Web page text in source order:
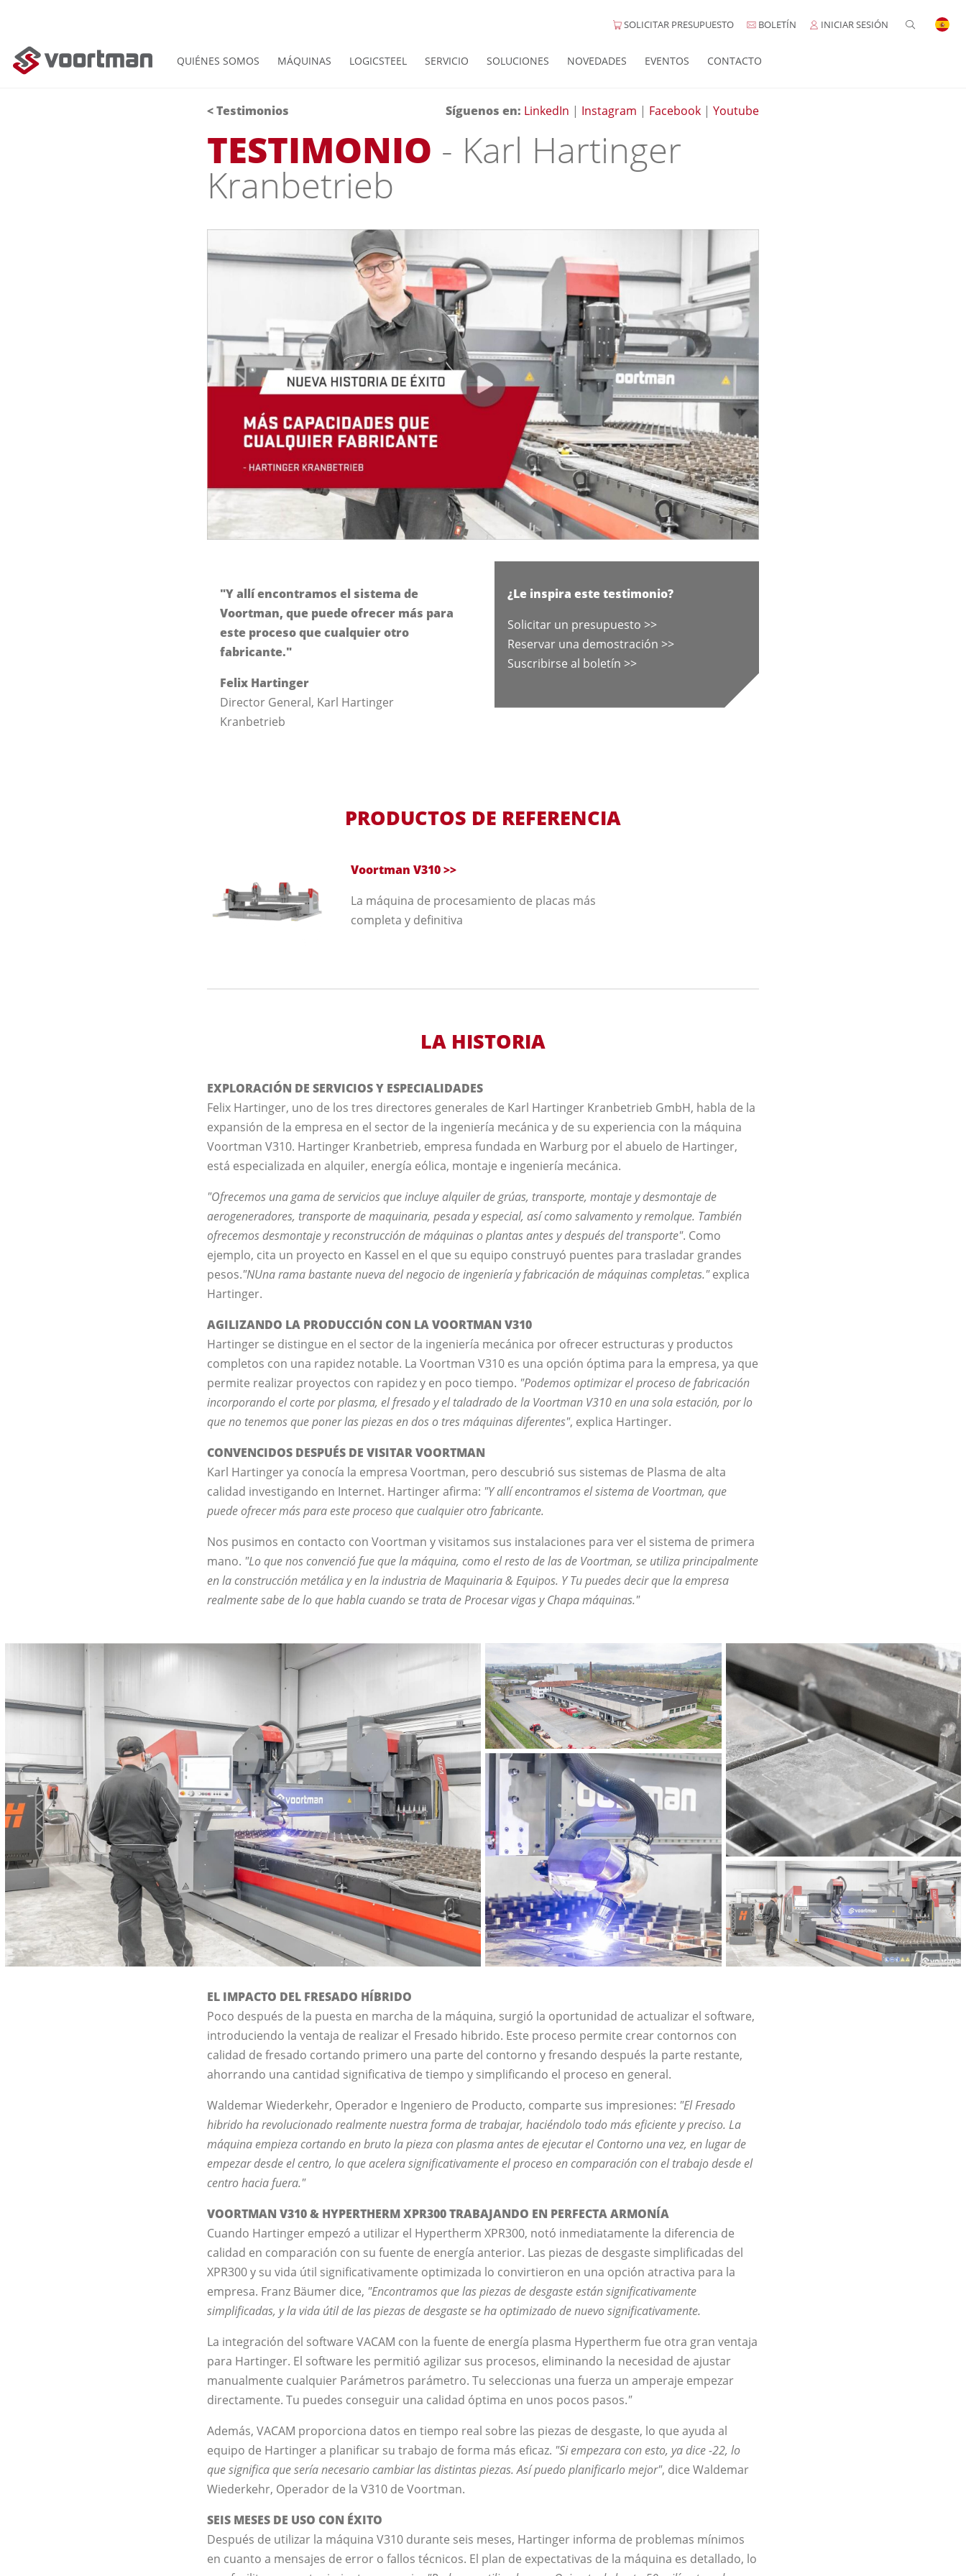
SOLICITAR PRESUPUESTO BOLETÍN INICIAR SESIÓN
QUIÉNES SOMOS MÁQUINAS LOGICSTEEL SERVICIO SOLUCIONES NOVEDADES EVENTOS CONTACTO
< Testimonios Síguenos en: LinkedIn | Instagram | Facebook | Youtube
TESTIMONIO - Karl Hartinger
Kranbetrieb
"Y allí encontramos el sistema de
Voortman, que puede ofrecer más para
este proceso que cualquier otro
fabricante."
Felix Hartinger
Director General, Karl Hartinger
Kranbetrieb
¿Le inspira este testimonio?
Solicitar un presupuesto >>
Reservar una demostración >>
Suscribirse al boletín >>
PRODUCTOS DE REFERENCIA
Voortman V310 >>
La máquina de procesamiento de placas más
completa y definitiva
LA HISTORIA
EXPLORACIÓN DE SERVICIOS Y ESPECIALIDADES
Felix Hartinger, uno de los tres directores generales de Karl Hartinger Kranbetrieb GmbH, habla de la
expansión de la empresa en el sector de la ingeniería mecánica y de su experiencia con la máquina
Voortman V310. Hartinger Kranbetrieb, empresa fundada en Warburg por el abuelo de Hartinger,
está especializada en alquiler, energía eólica, montaje e ingeniería mecánica.
"Ofrecemos una gama de servicios que incluye alquiler de grúas, transporte, montaje y desmontaje de
aerogeneradores, transporte de maquinaria, pesada y especial, así como salvamento y remolque. También
ofrecemos desmontaje y reconstrucción de máquinas o plantas antes y después del transporte". Como
ejemplo, cita un proyecto en Kassel en el que su equipo construyó puentes para trasladar grandes
pesos."NUna rama bastante nueva del negocio de ingeniería y fabricación de máquinas completas."explica
Hartinger.
AGILIZANDO LA PRODUCCIÓN CON LA VOORTMAN V310
Hartinger se distingue en el sector de la ingeniería mecánica por ofrecer estructuras y productos
completos con una rapidez notable. La Voortman V310 es una opción óptima para la empresa, ya que
permite realizar proyectos con rapidez y en poco tiempo. "Podemos optimizar el proceso de fabricación
incorporando el corte por plasma, el fresado y el taladrado de la Voortman V310 en una sola estación, por lo
que no tenemos que poner las piezas en dos o tres máquinas diferentes", explica Hartinger.
CONVENCIDOS DESPUÉS DE VISITAR VOORTMAN
Karl Hartinger ya conocía la empresa Voortman, pero descubrió sus sistemas de Plasma de alta
calidad investigando en Internet. Hartinger afirma: "Y allí encontramos el sistema de Voortman, que
puede ofrecer más para este proceso que cualquier otro fabricante.
Nos pusimos en contacto con Voortman y visitamos sus instalaciones para ver el sistema de primera
mano. "Lo que nos convenció fue que la máquina, como el resto de las de Voortman, se utiliza principalmente
en la construcción metálica y en la industria de Maquinaria & Equipos. Y Tu puedes decir que la empresa
realmente sabe de lo que habla cuando se trata de Procesar vigas y Chapa máquinas."
EL IMPACTO DEL FRESADO HÍBRIDO
Poco después de la puesta en marcha de la máquina, surgió la oportunidad de actualizar el software,
introduciendo la ventaja de realizar el Fresado hibrido. Este proceso permite crear contornos con
calidad de fresado cortando primero una parte del contorno y fresando después la parte restante,
ahorrando una cantidad significativa de tiempo y simplificando el proceso en general.
Waldemar Wiederkehr, Operador e Ingeniero de Producto, comparte sus impresiones: "El Fresado
hibrido ha revolucionado realmente nuestra forma de trabajar, haciéndolo todo más eficiente y preciso. La
máquina empieza cortando en bruto la pieza con plasma antes de ejecutar el Contorno una vez, en lugar de
empezar desde el centro, lo que acelera significativamente el proceso en comparación con el trabajo desde el
centro hacia fuera."
VOORTMAN V310 & HYPERTHERM XPR300 TRABAJANDO EN PERFECTA ARMONÍA
Cuando Hartinger empezó a utilizar el Hypertherm XPR300, notó inmediatamente la diferencia de
calidad en comparación con su fuente de energía anterior. Las piezas de desgaste simplificadas del
XPR300 y su vida útil significativamente optimizada lo convirtieron en una opción atractiva para la
empresa. Franz Bäumer dice, "Encontramos que las piezas de desgaste están significativamente
simplificadas, y la vida útil de las piezas de desgaste se ha optimizado de nuevo significativamente.
La integración del software VACAM con la fuente de energía plasma Hypertherm fue otra gran ventaja
para Hartinger. El software les permitió agilizar sus procesos, eliminando la necesidad de ajustar
manualmente cualquier Parámetros parámetro. Tu seleccionas una fuerza un amperaje empezar
directamente. Tu puedes conseguir una calidad óptima en unos pocos pasos."
Además, VACAM proporciona datos en tiempo real sobre las piezas de desgaste, lo que ayuda al
equipo de Hartinger a planificar su trabajo de forma más eficaz. "Si empezara con esto, ya dice -22, lo
que significa que sería necesario cambiar las distintas piezas. Así puedo planificarlo mejor", dice Waldemar
Wiederkehr, Operador de la V310 de Voortman.
SEIS MESES DE USO CON ÉXITO
Después de utilizar la máquina V310 durante seis meses, Hartinger informa de problemas mínimos
en cuanto a mensajes de error o fallos técnicos. El plan de expectativas de la máquina es detallado, lo